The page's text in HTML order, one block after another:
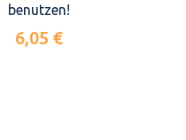
benutzen!
6,05 €